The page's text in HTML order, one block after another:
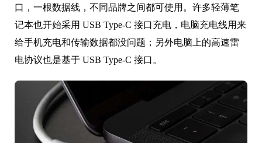
兼容性方面，目前大多数安卓手机都采用 USB Type-C 接
口，一根数据线，不同品牌之间都可使用。许多轻薄笔
记本也开始采用 USB Type-C 接口充电，电脑充电线用来
给手机充电和传输数据都没问题；另外电脑上的高速雷
电协议也是基于 USB Type-C 接口。